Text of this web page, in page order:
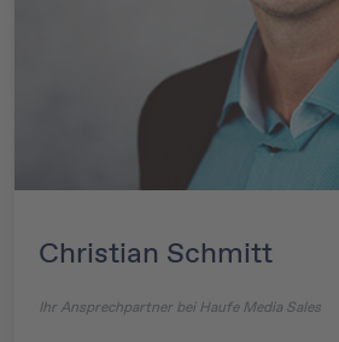
Christian Schmitt
Ihr Ansprechpartner bei Haufe Media Sales